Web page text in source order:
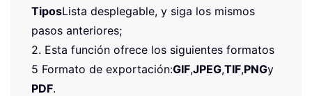
TiposLista desplegable, y siga los mismos
pasos anteriores;
2. Esta función ofrece los siguientes formatos
5 Formato de exportación:GIF,JPEG,TIF,PNGy
PDF.